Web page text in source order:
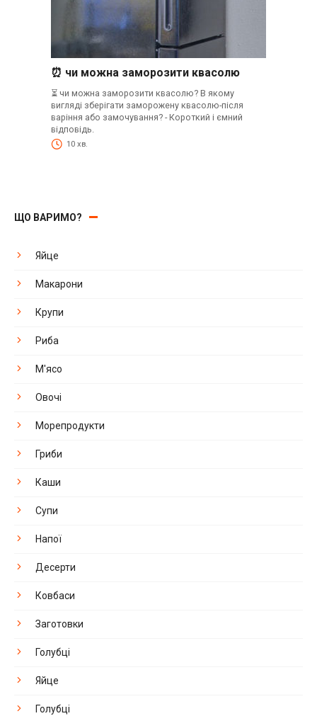
⏰ чи можна заморозити квасолю
⏳ чи можна заморозити квасолю? В якому
вигляді зберігати заморожену квасолю-після
варіння або замочування? - Короткий і ємний
відповідь.
10 хв.
ЩО ВАРИМО?
Яйце
Макарони
Крупи
Риба
М'ясо
Овочі
Морепродукти
Гриби
Каши
Супи
Напої
Десерти
Ковбаси
Заготовки
Голубці
Яйце
Голубці